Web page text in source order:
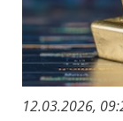
12.03.2026,